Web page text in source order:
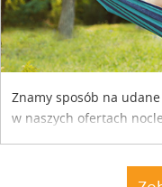
Znamy sposób na
w naszych ofertach